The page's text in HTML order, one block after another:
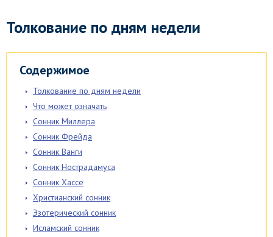
Толкование по дням недели
Содержимое
Толкование по дням недели
Что может означать
Сонник Миллера
Сонник Фрейда
Сонник Ванги
Сонник Нострадамуса
Сонник Хассе
Христианский сонник
Эзотерический сонник
Исламский сонник